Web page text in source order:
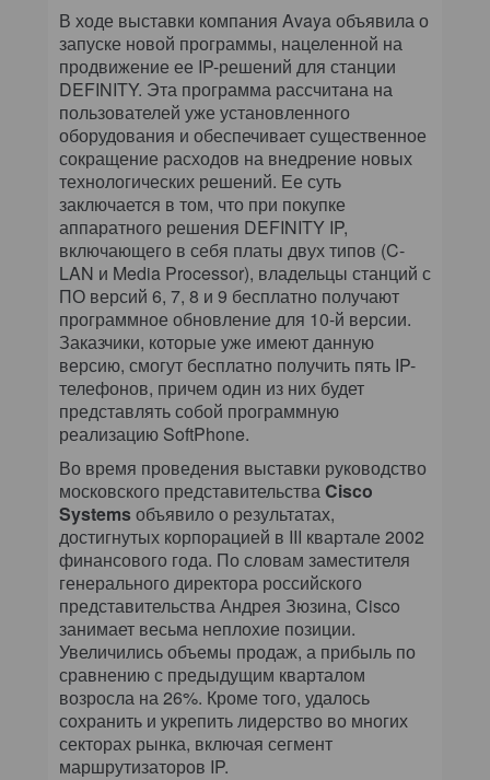
В ходе выставки компания Avaya объявила о
запуске новой программы, нацеленной на
продвижение ее IP-решений для станции
DEFINITY. Эта программа рассчитана на
пользователей уже установленного
оборудования и обеспечивает существенное
сокращение расходов на внедрение новых
технологических решений. Ее суть
заключается в том, что при покупке
аппаратного решения DEFINITY IP,
включающего в себя платы двух типов (C-
LAN и Media Processor), владельцы станций с
ПО версий 6, 7, 8 и 9 бесплатно получают
программное обновление для 10-й версии.
Заказчики, которые уже имеют данную
версию, смогут бесплатно получить пять IP-
телефонов, причем один из них будет
представлять собой программную
реализацию SoftPhone.
Во время проведения выставки руководство
московского представительстваCisco
Systemsобъявило о результатах,
достигнутых корпорацией в III квартале 2002
финансового года. По словам заместителя
генерального директора российского
представительства Андрея Зюзина, Cisco
занимает весьма неплохие позиции.
Увеличились объемы продаж, а прибыль по
сравнению с предыдущим кварталом
возросла на 26%. Кроме того, удалось
сохранить и укрепить лидерство во многих
секторах рынка, включая сегмент
маршрутизаторов IP.